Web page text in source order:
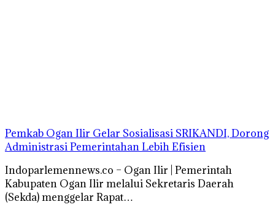
Pemkab Ogan Ilir Gelar Sosialisasi SRIKANDI, Dorong
Administrasi Pemerintahan Lebih Efisien
Indoparlemennews.co – Ogan Ilir | Pemerintah
Kabupaten Ogan Ilir melalui Sekretaris Daerah
(Sekda) menggelar Rapat…